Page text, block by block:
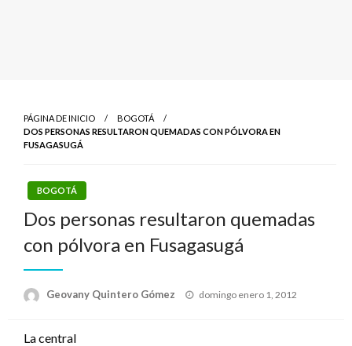
PÁGINA DE INICIO
BOGOTÁ
DOS PERSONAS RESULTARON QUEMADAS CON PÓLVORA EN
FUSAGASUGÁ
BOGOTÁ
Dos personas resultaron quemadas
con pólvora en Fusagasugá
Geovany Quintero Gómez
Publicado
domingo enero 1, 2012
La central